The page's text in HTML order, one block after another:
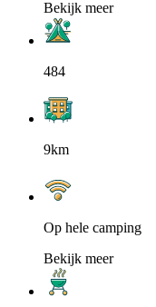
Bekijk meer
484
9km
Op hele camping
Bekijk meer